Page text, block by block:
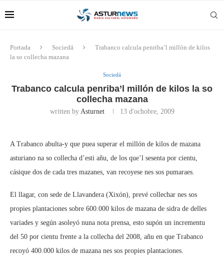
Portada Sociedá
Trabanco calcula penriba’l millón de kilos
la so collecha mazana
Sociedá
Trabanco calcula penriba’l millón de kilos la so
collecha mazana
written by Asturnet 13 d'ochobre, 2009
A Trabanco abulta-y que puea superar el millón de kilos de mazana
asturiano na so collecha d’esti añu, de los que’l sesenta por cientu,
cásique dos de cada tres mazanes, van recoyese nes sos pumaraes.
El llagar, con sede de Llavandera (Xixón), prevé collechar nes sos
propies plantaciones sobre 600.000 kilos de mazana de sidra de delles
variades y según asoleyó nuna nota prensa, esto supón un incrementu
del 50 por cientu frente a la collecha del 2008, añu en que Trabanco
recoyó 400.000 kilos de mazana nes sos propies plantaciones.